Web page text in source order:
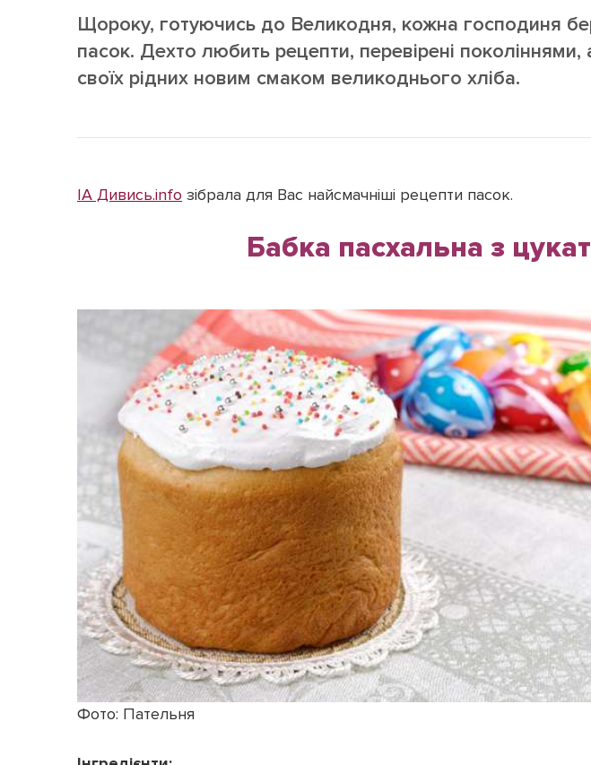
Щороку, готуючись до Великодня, кожна господиня
пасок. Дехто любить рецепти, перевірені поколіннями,
своїх рідних новим смаком великоднього хліба.
IA Дивись.info зібрала для Вас найсмачніші рецепти пасок.
Бабка пасхальна з
Фото: Пательня